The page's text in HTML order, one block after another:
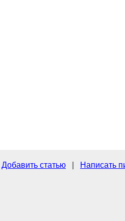
Добавить статью
Написать